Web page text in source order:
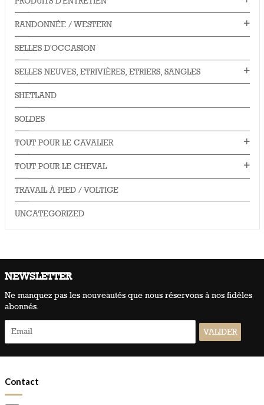
RANDONNÉE / WESTERN
SELLES D'OCCASION
SELLES NEUVES, ETRIVIÈRES, ETRIERS, SANGLES
SHETLAND
SOLDES
TOUT POUR LE CAVALIER
TOUT POUR LE CHEVAL
TRAVAIL À PIED / VOLTIGE
UNCATEGORIZED
NEWSLETTER
Ne manquez pas les nouveautés que nous réservons à nos fidèles
abonnés.
Contact